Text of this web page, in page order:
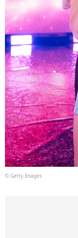
© Getty Images